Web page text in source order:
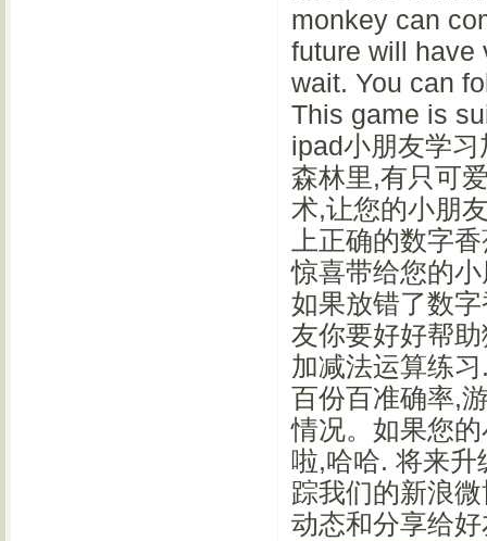
monkey can
future will have
wait. You can
This game is
ipad小朋友学
森林里,有只可
术,让您的小朋
上正确的数字
惊喜带给您的
如果放错了数
友你要好好帮
加减法运算练
百份百准确率,
情况。如果您
啦,哈哈. 将来
踪我们的新浪
动态和分享给